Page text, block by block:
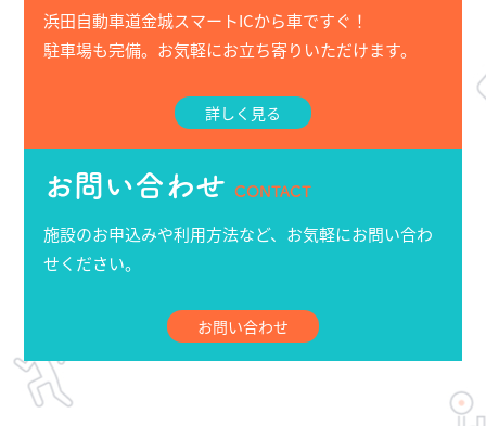
浜田自動車道金城スマートICから車ですぐ！
駐車場も完備。お気軽にお立ち寄りいただけます。
詳しく見る
お問い合わせCONTACT
施設のお申込みや利用方法など、お気軽にお問い合わ
せください。
お問い合わせ